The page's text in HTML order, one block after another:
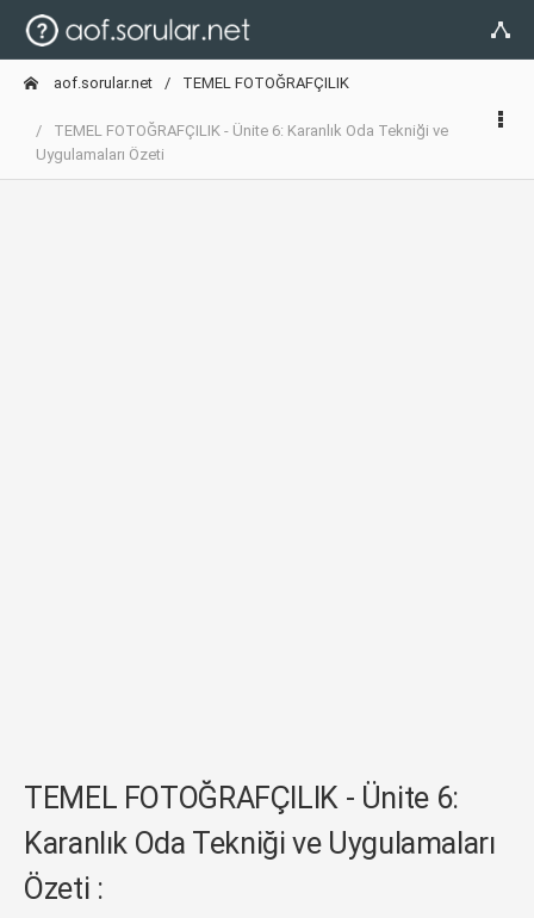
aof.sorular.net TEMEL FOTOĞRAFÇILIK
TEMEL FOTOĞRAFÇILIK - Ünite 6: Karanlık Oda Tekniği ve
Uygulamaları Özeti
TEMEL FOTOĞRAFÇILIK - Ünite 6:
Karanlık Oda Tekniği ve Uygulamaları
Özeti :